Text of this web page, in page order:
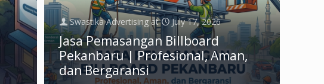
Swastika Advertising at July 17, 2026
Jasa Pemasangan Billboard
Pekanbaru | Profesional, Aman,
dan Bergaransi